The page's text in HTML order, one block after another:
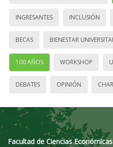
INGRESANTES INCLUSIÓN
BECAS BIENESTAR
100 AÑOS WORKSHOP
DEBATES OPINIÓN
Facultad de Ciencias